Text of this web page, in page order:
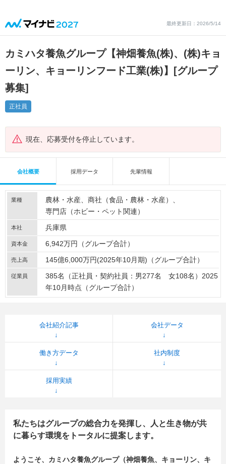
最終更新日：2026/5/14
カミハタ養魚グループ【神畑養魚(株)、(株)キョ
ーリン、キョーリンフード工業(株)】
[グループ
募集]
正社員
現在、応募受付を停止しています。
会社概要 採用データ 先輩情報
業種 農林・水産
商社（食品・農林・水産）
専門店（ホビー・ペット関連）
本社 兵庫県
資本金 6,942万円（グループ合計）
売上高 145億6,000万円(2025年10月期)（グループ合計）
従業員
385名（正社員・契約社員：男277名 女108名）2025
年10月時点（グループ合計）
会社紹介記事 会社データ
働き方データ 社内制度
採用実績
私たちはグループの総合力を発揮し、人と生き物が共
に暮らす環境をトータルに提案します。
ようこそ、カミハタ養魚グループ（神畑養魚、キョーリン、キ